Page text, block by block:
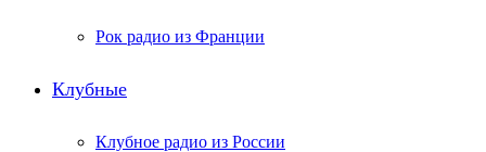
Рок радио из Франции
Клубные
Клубное радио из России